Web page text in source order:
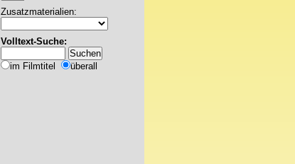
Zusatzmaterialien:
Volltext-Suche:
im Filmtitel überall